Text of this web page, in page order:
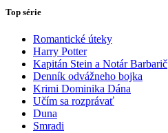
Top série
Romantické úteky
Harry Potter
Kapitán Stein a Notár Barbarič
Denník odvážneho bojka
Krimi Dominika Dána
Učím sa rozprávať
Duna
Smradi